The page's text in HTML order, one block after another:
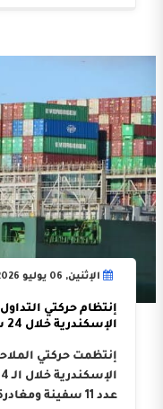
الإثنين, 06 يوليو 2026
إنتظام حركتي
الإسكندرية خلال 24 ساعة
إنتظمت حركتي